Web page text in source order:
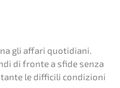
gli affari quoti­dia­ni.
di fronte a sfide senza
le diffi­ci­li condi­zio­ni